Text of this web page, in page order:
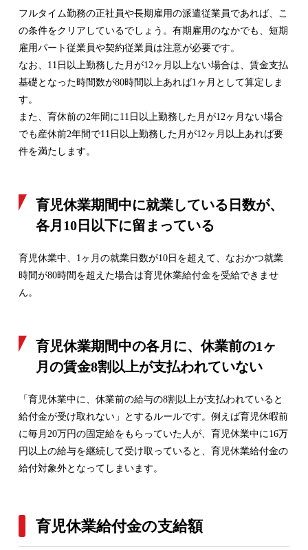
フルタイム勤務の正社員や長期雇用の派遣従業員であれば、こ
の条件をクリアしているでしょう。有期雇用のなかでも、短期
雇用パート従業員や契約従業員は注意が必要です。
なお、11日以上勤務した月が12ヶ月以上ない場合は、賃金支払
基礎となった時間数が80時間以上あれば1ヶ月として算定しま
す。
また、育休前の2年間に11日以上勤務した月が12ヶ月ない場合
でも産休前2年間で11日以上勤務した月が12ヶ月以上あれば要
件を満たします。
育児休業期間中に就業している日数が、
各月10日以下に留まっている
育児休業中、1ヶ月の就業日数が10日を超えて、なおかつ就業
時間が80時間を超えた場合は育児休業給付金を受給できませ
ん。
育児休業期間中の各月に、休業前の1ヶ
月の賃金8割以上が支払われていない
「育児休業中に、休業前の給与の8割以上が支払われていると
給付金が受け取れない」とするルールです。例えば育児休暇前
に毎月20万円の固定給をもらっていた人が、育児休業中に16万
円以上の給与を継続して受け取っていると、育児休業給付金の
給付対象外となってしまいます。
育児休業給付金の支給額